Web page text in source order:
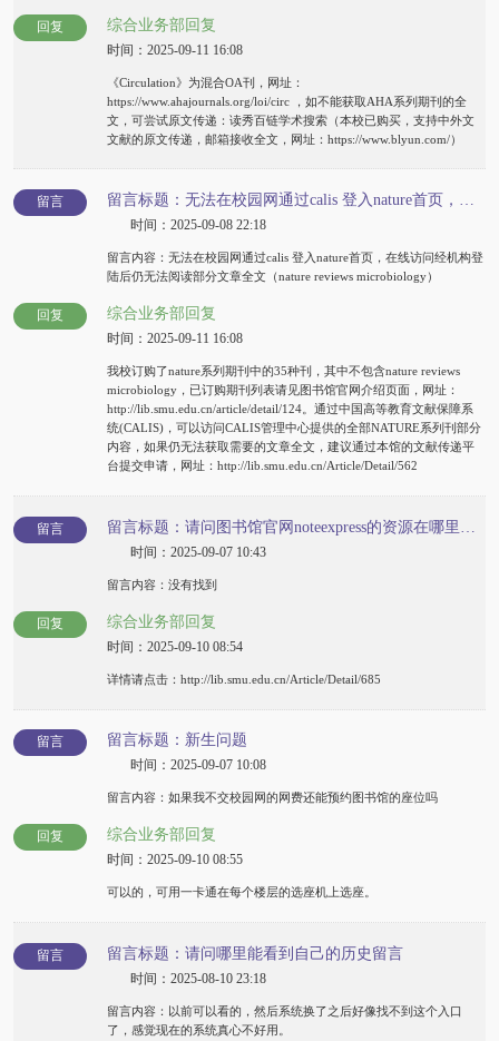
回复 综合业务部回复
时间：2025-09-11 16:08
《Circulation》为混合OA刊，网址：
https://www.ahajournals.org/loi/circ ，如不能获取AHA系列期刊的全
文，可尝试原文传递：读秀百链学术搜索（本校已购买，支持中外文
文献的原文传递，邮箱接收全文，网址：https://www.blyun.com/）
留言 留言标题：无法在校园网通过calis 登入nature首页，在线访问经机构登陆后部分文章无法全文阅读
时间：2025-09-08 22:18
留言内容：无法在校园网通过calis 登入nature首页，在线访问经机构登
陆后仍无法阅读部分文章全文（nature reviews microbiology）
回复 综合业务部回复
时间：2025-09-11 16:08
我校订购了nature系列期刊中的35种刊，其中不包含nature reviews
microbiology，已订购期刊列表请见图书馆官网介绍页面，网址：
http://lib.smu.edu.cn/article/detail/124。通过中国高等教育文献保障系
统(CALIS)，可以访问CALIS管理中心提供的全部NATURE系列刊部分
内容，如果仍无法获取需要的文章全文，建议通过本馆的文献传递平
台提交申请，网址：http://lib.smu.edu.cn/Article/Detail/562
留言
时间：2025-09-07 10:43
留言内容：没有找到
回复 综合业务部回复
时间：2025-09-10 08:54
详情请点击：http://lib.smu.edu.cn/Article/Detail/685
留言 留言标题：新生问题
时间：2025-09-07 10:08
留言内容：如果我不交校园网的网费还能预约图书馆的座位吗
回复 综合业务部回复
时间：2025-09-10 08:55
可以的，可用一卡通在每个楼层的选座机上选座。
留言 留言标题：请问哪里能看到自己的历史留言
时间：2025-08-10 23:18
留言内容：以前可以看的，然后系统换了之后好像找不到这个入口
了，感觉现在的系统真心不好用。